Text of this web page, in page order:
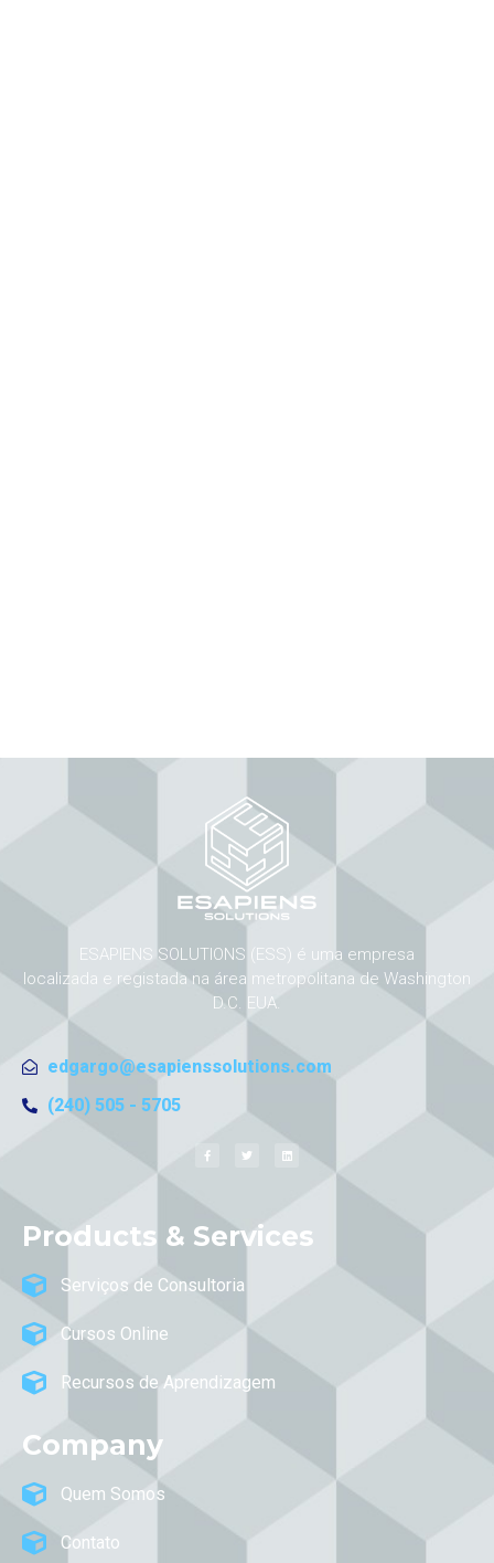
ESAPIENS SOLUTIONS (ESS) é uma empresa
localizada e registada na área metropolitana de Washington
D.C. EUA.
edgargo@esapienssolutions.com
(240) 505 - 5705
Products & Services
Serviços de Consultoria
Cursos Online
Recursos de Aprendizagem
Company
Quem Somos
Contato